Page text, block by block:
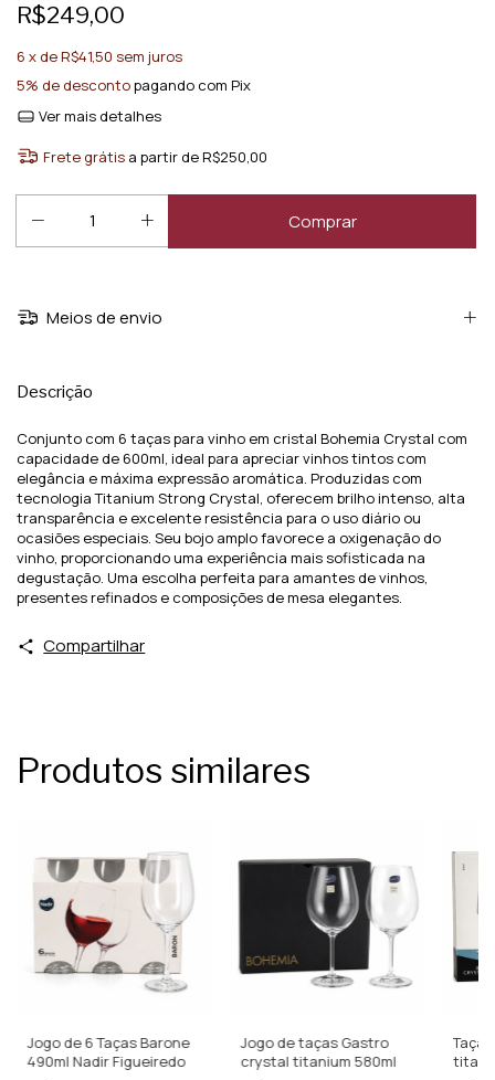
R$249,00
6 x deR$41,50 sem juros
5% de descontopagando com Pix
Ver mais detalhes
Frete grátis a partir deR$250,00
Meios de envio
Descrição
Conjunto com 6 taças para vinho em cristal Bohemia Crystal com
capacidade de 600ml, ideal para apreciar vinhos tintos com
elegância e máxima expressão aromática. Produzidas com
tecnologia Titanium Strong Crystal, oferecem brilho intenso, alta
transparência e excelente resistência para o uso diário ou
ocasiões especiais. Seu bojo amplo favorece a oxigenação do
vinho, proporcionando uma experiência mais sofisticada na
degustação. Uma escolha perfeita para amantes de vinhos,
presentes refinados e composições de mesa elegantes.
Compartilhar
Produtos similares
Jogo de 6 Taças Barone
490ml Nadir Figueiredo
Jogo de taças Gastro
crystal titanium 580ml
Taça